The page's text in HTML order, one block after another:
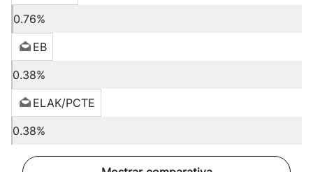
0.76%
EB
0.38%
ELAK/PCTE
0.38%